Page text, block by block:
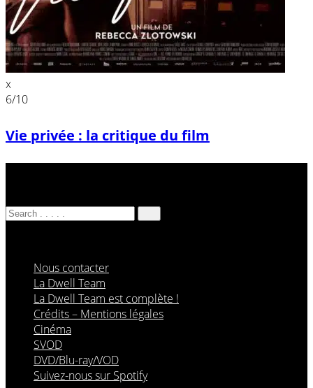
x
6/10
Vie privée : la critique du film
Nous contacter
La Dwell Team
La Dwell Team est complète !
Crédits – Mentions légales
Cinéma
SVOD
DVD/Blu-ray/VOD
Suivez-nous sur Spotify